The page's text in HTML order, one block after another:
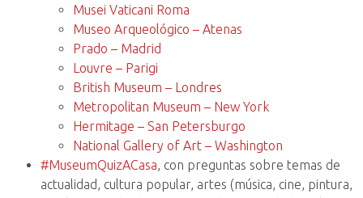
Musei Vaticani Roma
Museo Arqueológico – Atenas
Prado – Madrid
Louvre – Parigi
British Museum – Londres
Metropolitan Museum – New York
Hermitage – San Petersburgo
National Gallery of Art – Washington
#MuseumQuizACasa, con preguntas sobre temas de
actualidad, cultura popular, artes (música, cine, pintura,